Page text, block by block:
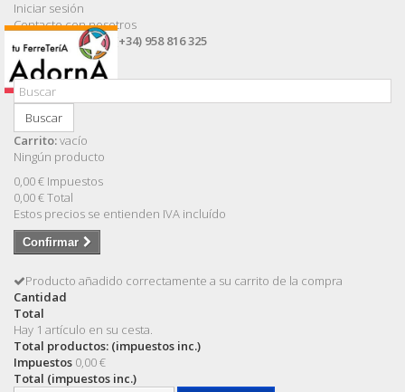
Iniciar sesión
Contacte con nosotros
Llámanos ahora: (+34) 958 816 325
Buscar
Carrito:vacío
Ningún producto
0,00 € Impuestos
0,00 €Total
Estos precios se entienden IVA incluído
Confirmar
Producto añadido correctamente a su carrito de la compra
Cantidad
Total
Hay 1 artículo en su cesta.
Total productos: (impuestos inc.)
Impuestos 0,00 €
Total (impuestos inc.)